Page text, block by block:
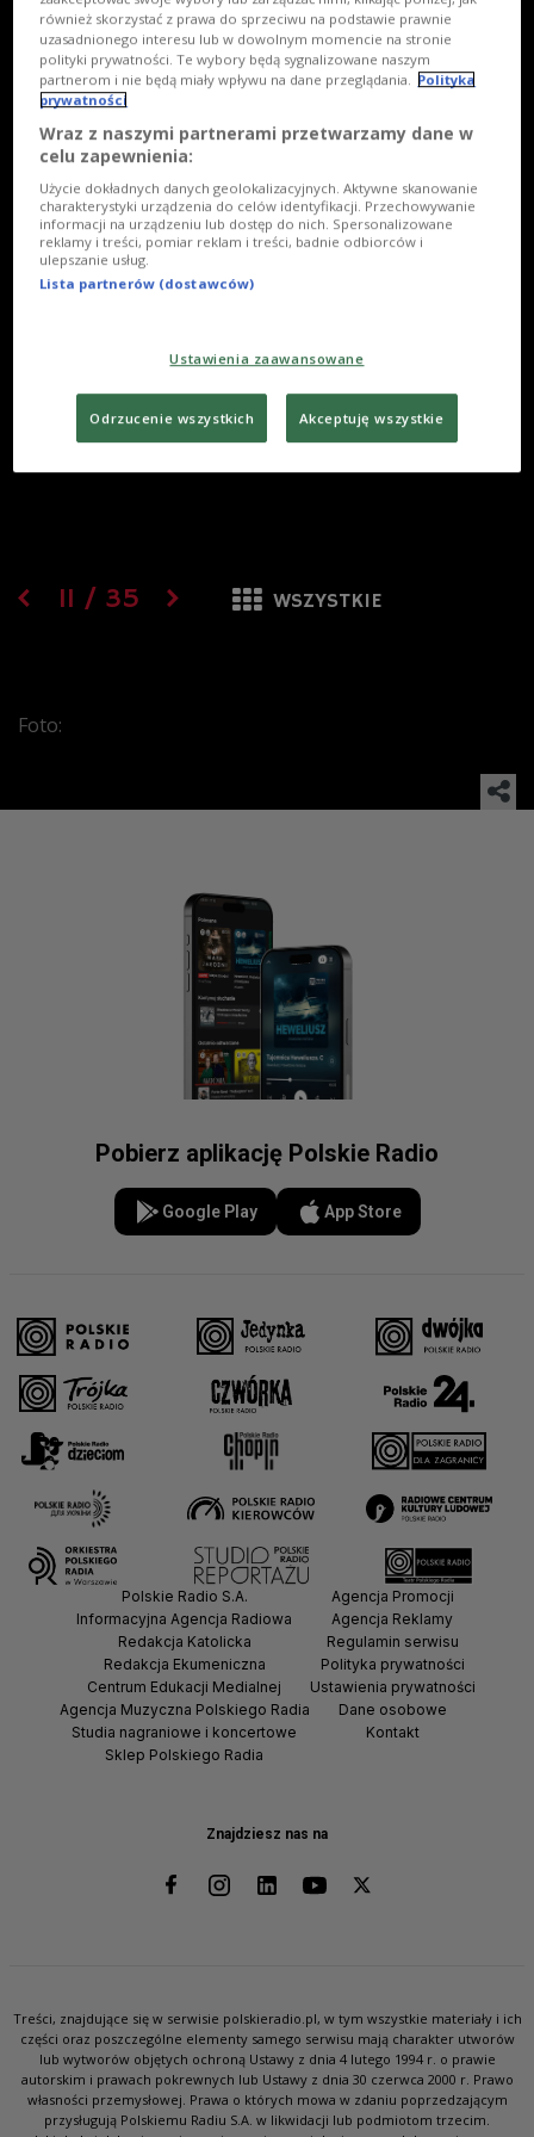
11 / 35 WSZYSTKIE
Foto:
Pobierz aplikację Polskie Radio
Google Play App Store
Znajdziesz nas na
Polskie Radio S.A.
Informacyjna Agencja Radiowa
Redakcja Katolicka
Redakcja Ekumeniczna
Centrum Edukacji Medialnej
Agencja Muzyczna Polskiego Radia
Studia nagraniowe i koncertowe
Sklep Polskiego Radia
Agencja Promocji
Agencja Reklamy
Regulamin serwisu
Polityka prywatności
Ustawienia prywatności
Dane osobowe
Kontakt
Treści, znajdujące się w serwisie polskieradio.pl, w tym wszystkie materiały i ich
części oraz poszczególne elementy samego serwisu mają charakter utworów
lub wytworów objętych ochroną Ustawy z dnia 4 lutego 1994 r. o prawie
autorskim i prawach pokrewnych lub Ustawy z dnia 30 czerwca 2000 r. Prawo
własności przemysłowej. Prawa o których mowa w zdaniu poprzedzającym
przysługują Polskiemu Radiu S.A. w likwidacji lub podmiotom trzecim.
również skorzystać z prawa do sprzeciwu na podstawie prawnie
uzasadnionego interesu lub w dowolnym momencie na stronie
polityki prywatności. Te wybory będą sygnalizowane naszym
partnerom i nie będą miały wpływu na dane przeglądania. Polityka
prywatności
Wraz z naszymi partnerami przetwarzamy dane w
celu zapewnienia:
Użycie dokładnych danych geolokalizacyjnych. Aktywne skanowanie
charakterystyki urządzenia do celów identyfikacji. Przechowywanie
informacji na urządzeniu lub dostęp do nich. Spersonalizowane
reklamy i treści, pomiar reklam i treści, badnie odbiorców i
ulepszanie usług.
Lista partnerów (dostawców)
Ustawienia zaawansowane
Odrzucenie wszystkich Akceptuję wszystkie